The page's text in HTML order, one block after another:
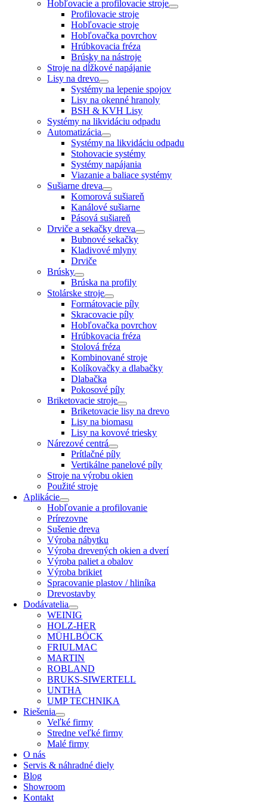
Hobľovacie a profilovacie stroje
Profilovacie stroje
Hobľovacie stroje
Hobľovačka povrchov
Hrúbkovacia fréza
Brúsky na nástroje
Stroje na dĺžkové napájanie
Lisy na drevo
Systémy na lepenie spojov
Lisy na okenné hranoly
BSH & KVH Lisy
Systémy na likvidáciu odpadu
Automatizácia
Systémy na likvidáciu odpadu
Stohovacie systémy
Systémy napájania
Viazanie a baliace systémy
Sušiarne dreva
Komorová sušiareň
Kanálové sušiarne
Pásová sušiareň
Drviče a sekačky dreva
Bubnové sekačky
Kladivové mlyny
Drviče
Brúsky
Brúska na profily
Stolárske stroje
Formátovacie píly
Skracovacie píly
Hobľovačka povrchov
Hrúbkovacia fréza
Stolová fréza
Kombinované stroje
Kolíkovačky a dlabačky
Dlabačka
Pokosové píly
Briketovacie stroje
Briketovacie lisy na drevo
Lisy na biomasu
Lisy na kovové triesky
Nárezové centrá
Prítlačné píly
Vertikálne panelové píly
Stroje na výrobu okien
Použité stroje
Aplikácie
Hobľovanie a profilovanie
Prírezovne
Sušenie dreva
Výroba nábytku
Výroba drevených okien a dverí
Výroba paliet a obalov
Výroba brikiet
Spracovanie plastov / hliníka
Drevostavby
Dodávatelia
WEINIG
HOLZ-HER
MÜHLBÖCK
FRIULMAC
MARTIN
ROBLAND
BRUKS-SIWERTELL
UNTHA
UMP TECHNIKA
Riešenia
Veľké firmy
Stredne veľké firmy
Malé firmy
O nás
Servis & náhradné diely
Blog
Showroom
Kontakt